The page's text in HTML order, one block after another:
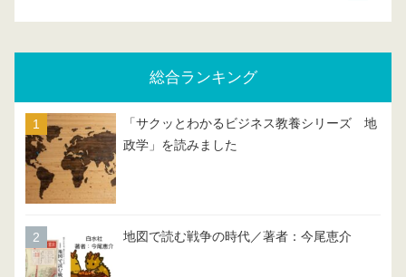
総合ランキング
「サクッとわかるビジネス教養シリーズ 地
政学」を読みました
地図で読む戦争の時代／著者：今尾恵介